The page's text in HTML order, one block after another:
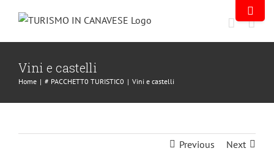
Vini e castelli
Home | # PACCHETT0 TURISTIC0 | Vini e castelli
Previous Next